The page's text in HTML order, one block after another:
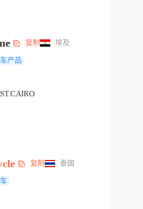
复制 埃及
产品
复制 泰国